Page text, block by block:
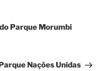
Parque Morumbi
Nações Unidas